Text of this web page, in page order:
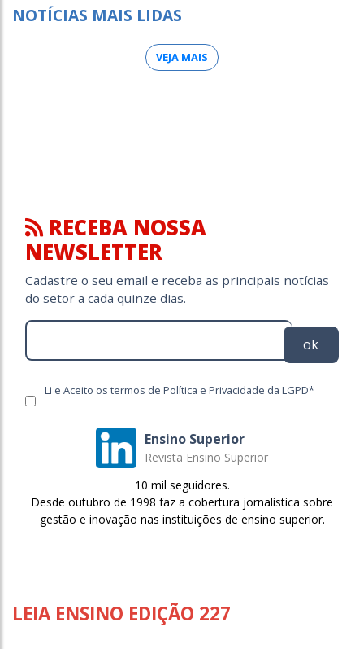
NOTÍCIAS MAIS LIDAS
VEJA MAIS
RECEBA NOSSA
NEWSLETTER
Cadastre o seu email e receba as principais notícias
do setor a cada quinze dias.
ok
Li e Aceito os termos de Política e Privacidade da LGPD*
Ensino Superior
Revista Ensino Superior
10 mil seguidores.
Desde outubro de 1998 faz a cobertura jornalística sobre
gestão e inovação nas instituições de ensino superior.
LEIA ENSINO EDIÇÃO 227